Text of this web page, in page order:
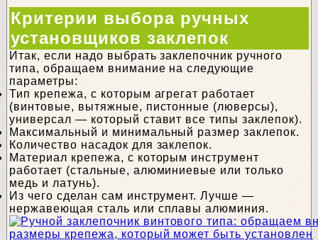
Критерии выбора ручных
установщиков заклепок
Итак, если надо выбрать заклепочник ручного
типа, обращаем внимание на следующие
параметры:
Тип крепежа, с которым агрегат работает
(винтовые, вытяжные, пистонные (люверсы),
универсал — который ставит все типы заклепок).
Максимальный и минимальный размер заклепок.
Количество насадок для заклепок.
Материал крепежа, с которым инструмент
работает (стальные, алюминиевые или только
медь и латунь).
Из чего сделан сам инструмент. Лучше —
нержавеющая сталь или сплавы алюминия.